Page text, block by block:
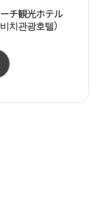
チ観光ホテル
치관광호텔）